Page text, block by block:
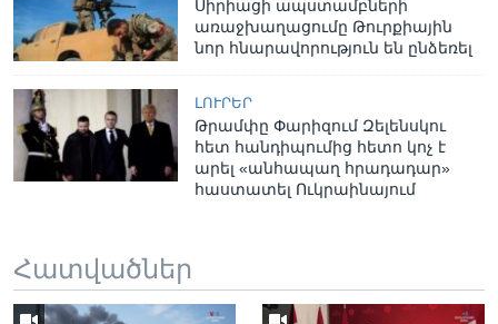
Սիրիացի ապստամբների
առաջխաղացումը Թուրքիային
նոր հնարավորություն են ընձեռել
ԼՈՒՐԵՐ
Թրամփը Փարիզում Զելենսկու
հետ հանդիպումից հետո կոչ է
արել «անհապաղ հրադադար»
հաստատել Ուկրաինայում
Հատվածներ